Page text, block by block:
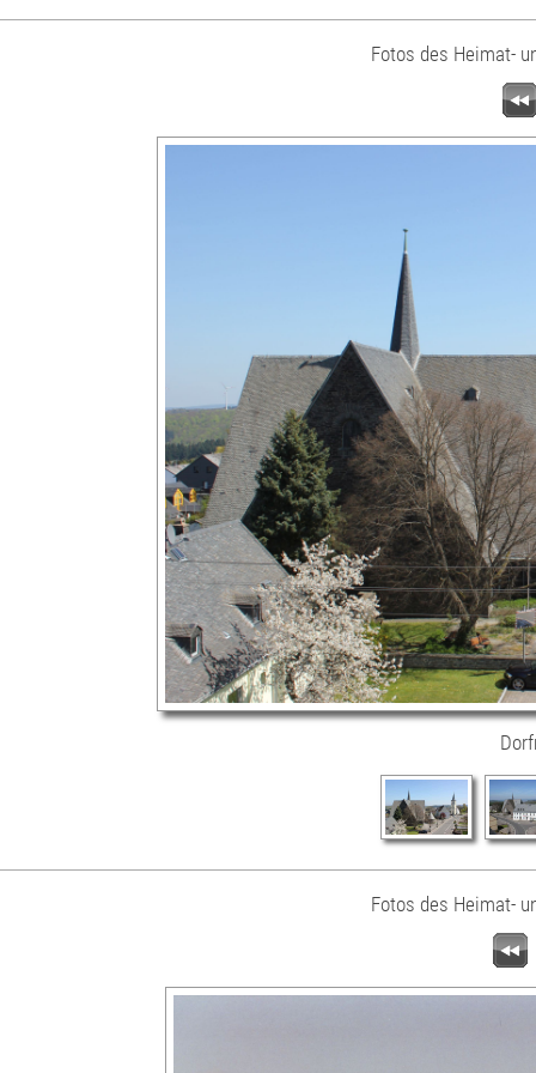
Fotos des Heimat-
Fotos des Heimat-